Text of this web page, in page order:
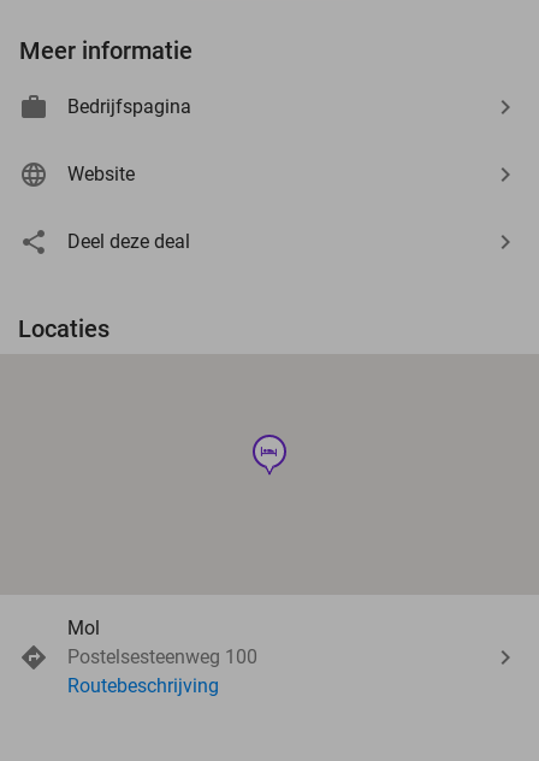
Meer informatie
Bedrijfspagina
Website
Deel deze deal
Locaties
hotel
Mol
Postelsesteenweg 100
Routebeschrijving